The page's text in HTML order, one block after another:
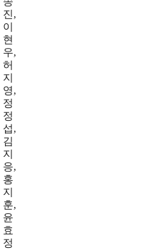
진,
이
현
우,
허
지
영,
정
정
섭,
김
지
응,
홍
지
훈,
윤
효
정